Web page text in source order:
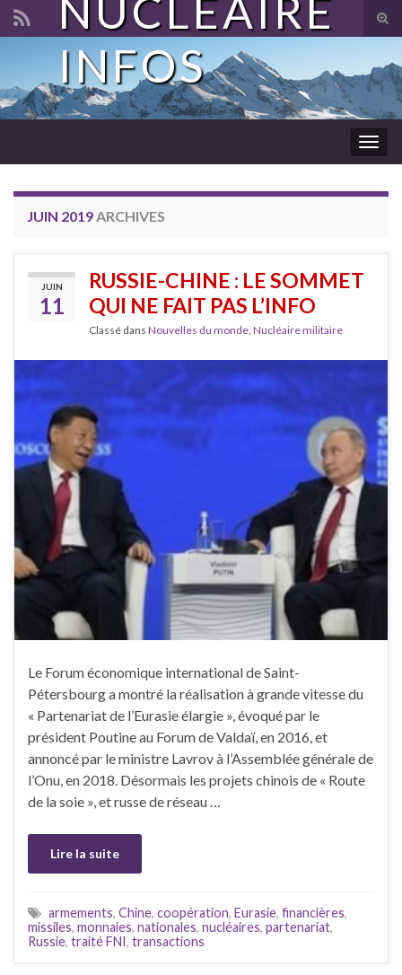
Search for:
NUCLÉAIRE
INFOS
JUIN 2019ARCHIVES
JUIN
11
RUSSIE-CHINE : LE SOMMET
QUI NE FAIT PAS L’INFO
Classé dans Nouvelles du monde, Nucléaire militaire
Le Forum économique international de Saint-
Pétersbourg a montré la réalisation à grande vitesse du
« Partenariat de l’Eurasie élargie », évoqué par le
président Poutine au Forum de Valdaï, en 2016, et
annoncé par le ministre Lavrov à l’Assemblée générale de
l’Onu, en 2018. Désormais les projets chinois de « Route
de la soie », et russe de réseau …
Lire la suite
armements, Chine, coopération, Eurasie, financières,
missiles, monnaies, nationales, nucléaires, partenariat,
Russie, traité FNI, transactions